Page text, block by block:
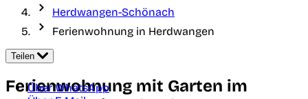
Herdwangen-Schönach
Ferienwohnung in Herdwangen
Teilen
Über WhatsApp
Ferienwohnung mit Garten im